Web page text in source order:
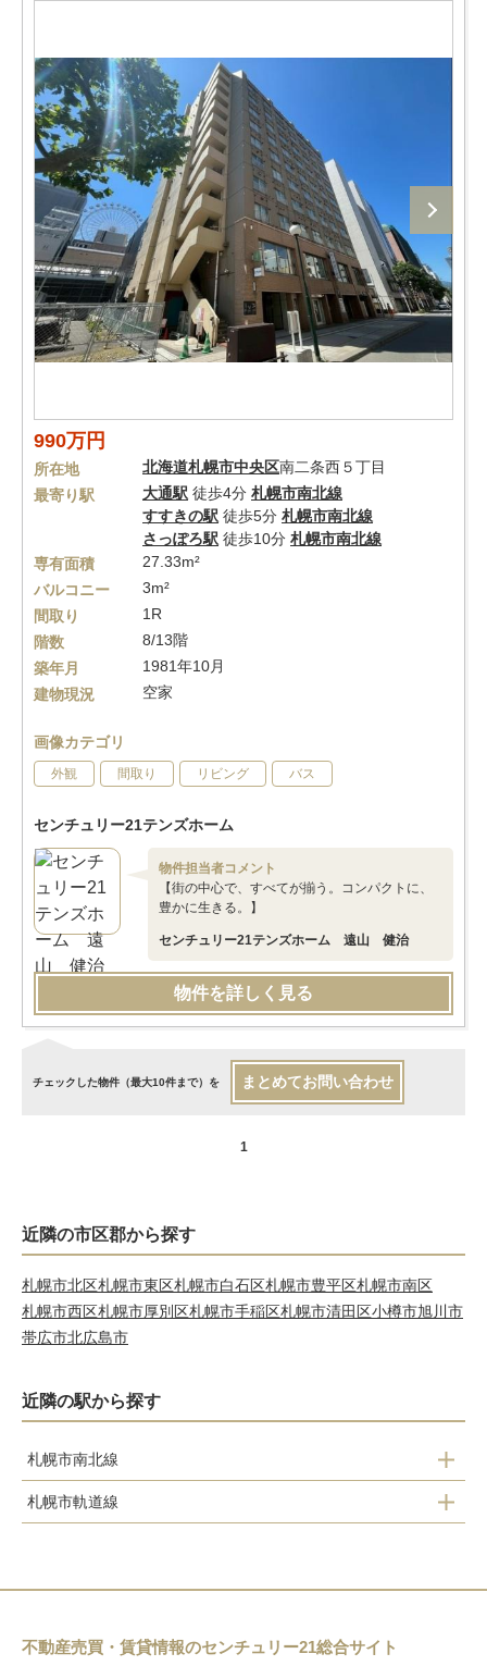
990万円
所在地 北海道札幌市中央区南二条西５丁目
最寄り駅
大通駅 徒歩4分 札幌市南北線
すすきの駅 徒歩5分 札幌市南北線
さっぽろ駅 徒歩10分 札幌市南北線
専有面積
27.33m²
バルコニー
3m²
間取り
1R
階数
8/13階
築年月
1981年10月
建物現況
空家
画像カテゴリ
外観 間取り リビング バス
センチュリー21テンズホーム
物件担当者コメント
【街の中心で、すべてが揃う。コンパクトに、
豊かに生きる。】
センチュリー21テンズホーム 遠山 健治
物件を詳しく見る
チェックした物件（最大10件まで）を まとめてお問い合わせ
1
近隣の市区郡から探す
札幌市北区札幌市東区札幌市白石区札幌市豊平区札幌市南区
札幌市西区札幌市厚別区札幌市手稲区札幌市清田区小樽市旭川市
帯広市北広島市
近隣の駅から探す
札幌市南北線
北１２条
札幌市軌道線
東本願寺前
資生館小学校前
不動産売買・賃貸情報のセンチュリー21総合サイト